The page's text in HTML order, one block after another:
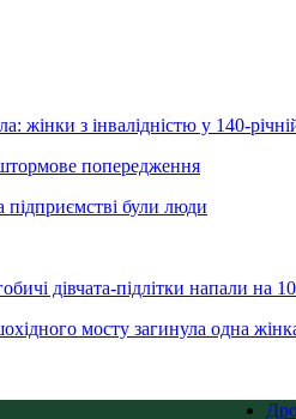
з інвалідністю у 140-
попередження
підприємстві були люди
дівчата-підлітки напали на
мосту загинула одна